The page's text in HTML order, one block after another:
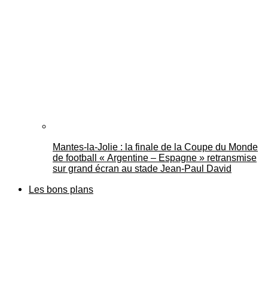
Mantes-la-Jolie : la finale de la Coupe du Monde
de football « Argentine – Espagne » retransmise
sur grand écran au stade Jean-Paul David
Les bons plans